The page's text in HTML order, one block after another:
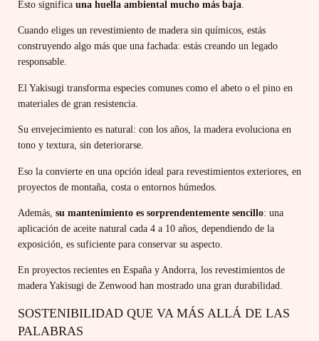
Esto significa una huella ambiental mucho más baja.
Cuando eliges un revestimiento de madera sin químicos, estás
construyendo algo más que una fachada: estás creando un legado
responsable.
El Yakisugi transforma especies comunes como el abeto o el pino en
materiales de gran resistencia.
Su envejecimiento es natural: con los años, la madera evoluciona en
tono y textura, sin deteriorarse.
Eso la convierte en una opción ideal para revestimientos exteriores, en
proyectos de montaña, costa o entornos húmedos.
Además, su mantenimiento es sorprendentemente sencillo: una
aplicación de aceite natural cada 4 a 10 años, dependiendo de la
exposición, es suficiente para conservar su aspecto.
En proyectos recientes en España y Andorra, los revestimientos de
madera Yakisugi de Zenwood han mostrado una gran durabilidad.
SOSTENIBILIDAD QUE VA MÁS ALLÁ DE LAS
PALABRAS